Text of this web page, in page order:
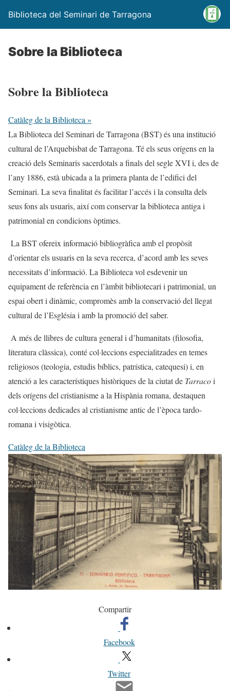
Biblioteca del Seminari de Tarragona
Sobre la Biblioteca
Sobre la Biblioteca
Catàleg de la Biblioteca »
La Biblioteca del Seminari de Tarragona (BST) és una institució
cultural de l’Arquebisbat de Tarragona. Té els seus orígens en la
creació dels Seminaris sacerdotals a finals del segle XVI i, des de
l’any 1886, està ubicada a la primera planta de l’edifici del
Seminari. La seva finalitat és facilitar l’accés i la consulta dels
seus fons als usuaris, així com conservar la biblioteca antiga i
patrimonial en condicions òptimes.
La BST ofereix informació bibliogràfica amb el propòsit
d’orientar els usuaris en la seva recerca, d’acord amb les seves
necessitats d’informació. La Biblioteca vol esdevenir un
equipament de referència en l’àmbit bibliotecari i patrimonial, un
espai obert i dinàmic, compromès amb la conservació del llegat
cultural de l’Església i amb la promoció del saber.
A més de llibres de cultura general i d’humanitats (filosofia,
literatura clàssica), conté col·leccions especialitzades en temes
religiosos (teologia, estudis bíblics, patrística, catequesi) i, en
atenció a les característiques històriques de la ciutat de Tarracoi
dels orígens del cristianisme a la Hispània romana, destaquen
col·leccions dedicades al cristianisme antic de l’època tardo-
romana i visigòtica.
Catàleg de la Biblioteca
Compartir
Facebook
Twitter